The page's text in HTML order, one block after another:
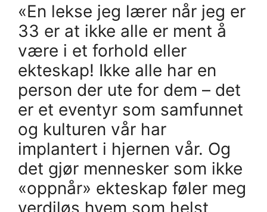
«En lekse jeg lærer når jeg er
33 er at ikke alle er ment å
være i et forhold eller
ekteskap! Ikke alle har en
person der ute for dem – det
er et eventyr som samfunnet
og kulturen vår har
implantert i hjernen vår. Og
det gjør mennesker som ikke
«oppnår» ekteskap føler meg
verdiløs hvem som helst